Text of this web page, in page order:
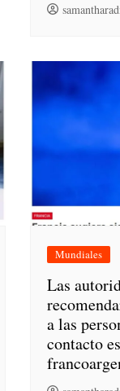
Mundiales
Las
a las
contacto